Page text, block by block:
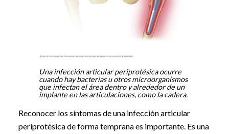
Una infección articular periprotésica ocurre
cuando hay bacterias u otros microorganismos
que infectan el área dentro y alrededor de un
implante en las articulaciones, como la cadera.
Reconocer los síntomas de una infección articular
periprotésica de forma temprana es importante. Es una